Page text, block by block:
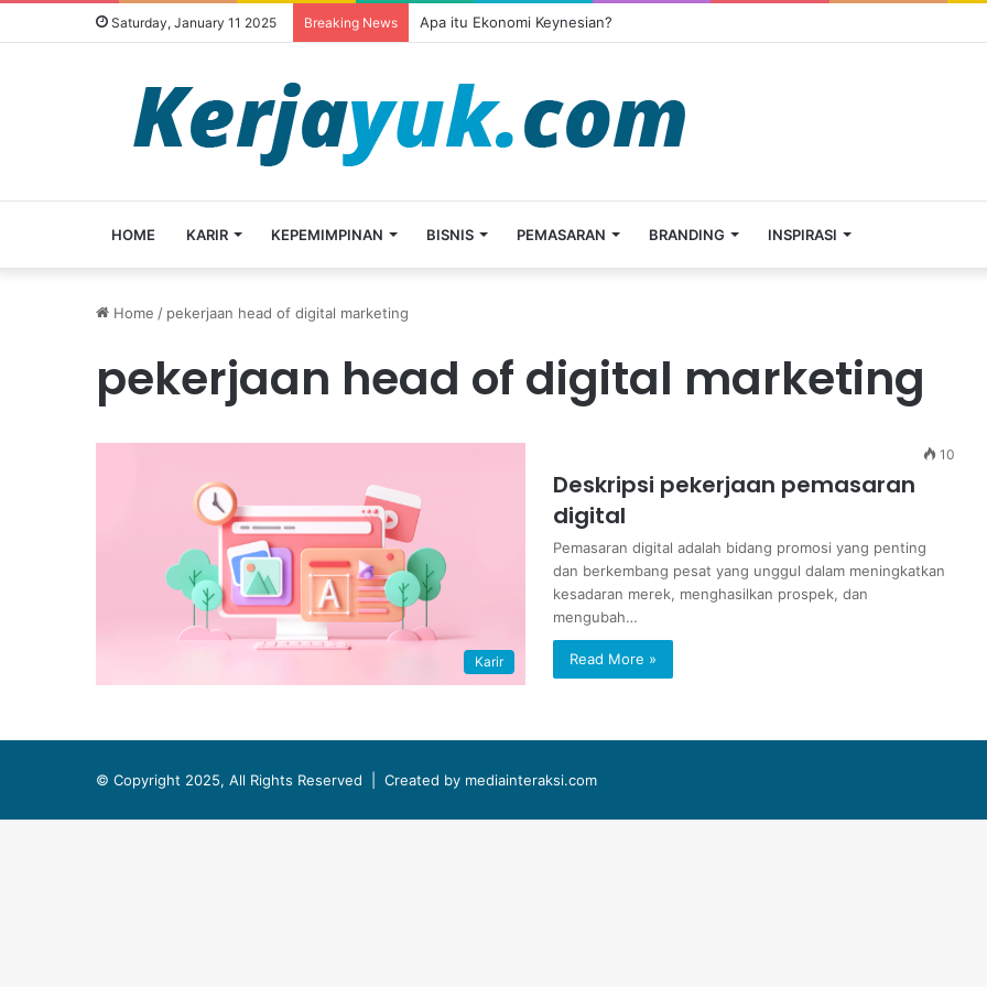
Saturday, January 11 2025 Breaking News Apa itu Ekonomi Keynesian?
HOME KARIR KEPEMIMPINAN BISNIS PEMASARAN BRANDING INSPIRASI
Home / pekerjaan head of digital marketing
pekerjaan head of digital marketing
Karir
10
Deskripsi pekerjaan pemasaran
digital
Pemasaran digital adalah bidang promosi yang penting
dan berkembang pesat yang unggul dalam meningkatkan
kesadaran merek, menghasilkan prospek, dan
mengubah…
Read More »
© Copyright 2025, All Rights Reserved | Created by mediainteraksi.com